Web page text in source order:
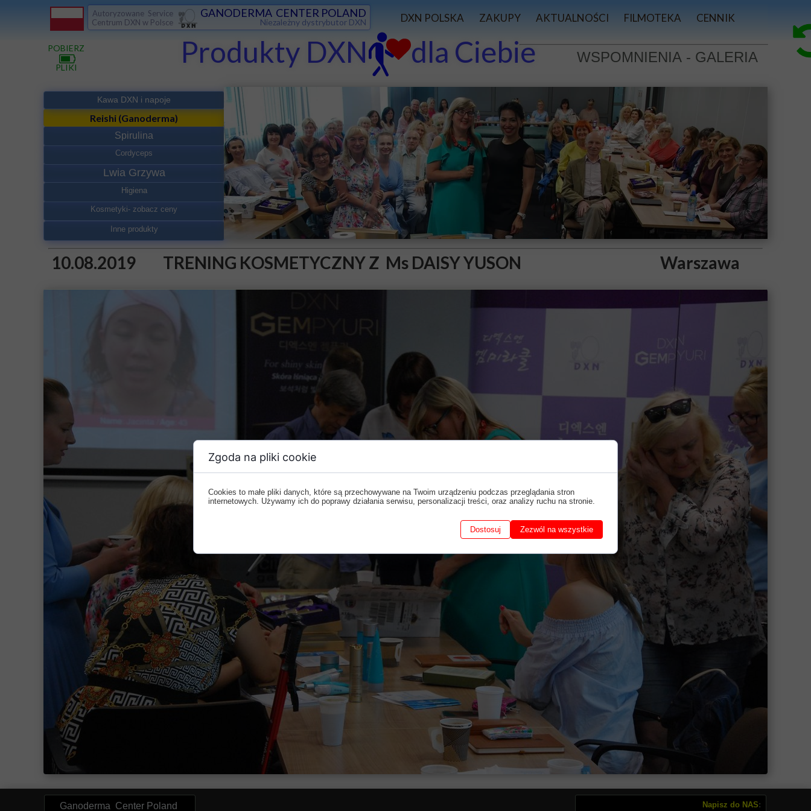
10.08.2019 TRENING KOSMETYCZNY Z Ms DAISY YUSON Warszawa
WSPOMNIENIA - GALERIA
DXN POLSKA
PLAN MARKETINGOWY
POBIERZ PLIKI
ZAKUPY
WYCIECZKI
SUKCES W DXN
AKTUALNOŚCI
PRASA
FILMOTEKA CENNIK
Niezależny dystrybutor DXN
Kawa DXN i napoje
Reishi (Ganoderma)
Spirulina
Higiena
Kosmetyki- zobacz ceny
Inne produkty
Cordyceps
Lwia Grzywa
Autoryzowane Service
Centrum DXN w Polsce
GANODERMA CENTER POLAND
POBIERZ
PLIKI
Produkty DXN dla Ciebie
Napisz do NAS:
Ganoderma Center Poland
Zgoda na pliki cookie
Cookies to małe pliki danych, które są przechowywane na Twoim urządzeniu podczas przeglądania stron
internetowych. Używamy ich do poprawy działania serwisu, personalizacji treści, oraz analizy ruchu na stronie.
Dostosuj Zezwól na wszystkie